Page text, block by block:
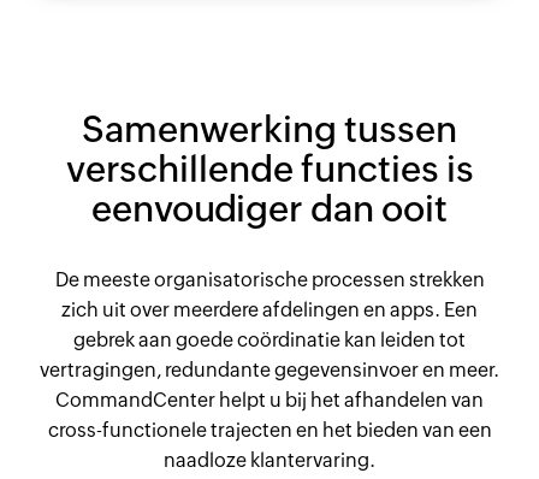
Samenwerking tussen
verschillende functies is
eenvoudiger dan ooit
De meeste organisatorische processen strekken
zich uit over meerdere afdelingen en apps. Een
gebrek aan goede coördinatie kan leiden tot
vertragingen, redundante gegevensinvoer en meer.
CommandCenter helpt u bij het afhandelen van
cross-functionele trajecten en het bieden van een
naadloze klantervaring.